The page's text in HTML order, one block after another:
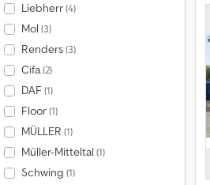
Liebherr(4)
Mol (3)
Renders(3)
Cifa(2)
DAF (1)
Floor(1)
MÜLLER (1)
Müller-Mitteltal (1)
Schwing (1)